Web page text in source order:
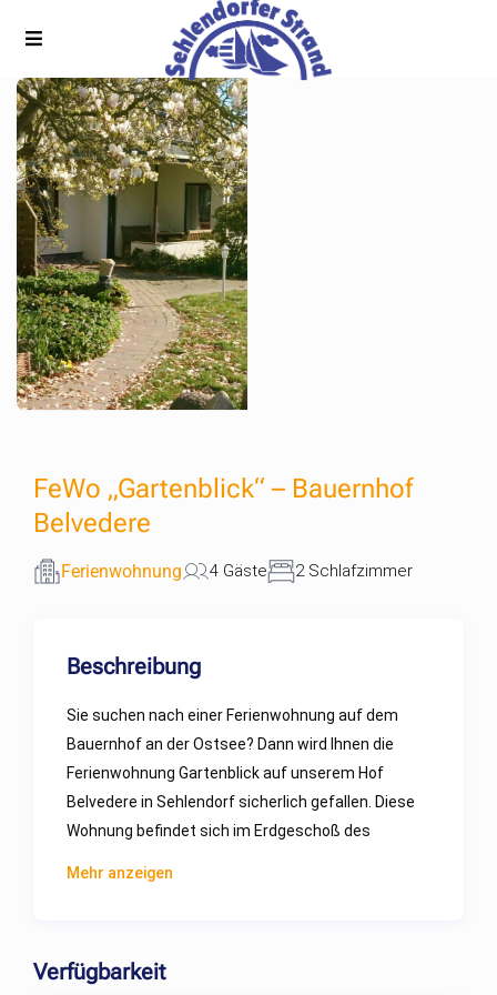
FeWo „Gartenblick“ – Bauernhof
Belvedere
Ferienwohnung 4 Gäste 2 Schlafzimmer
Beschreibung
Sie suchen nach einer Ferienwohnung auf dem
Bauernhof an der Ostsee? Dann wird Ihnen die
Ferienwohnung Gartenblick auf unserem Hof
Belvedere in Sehlendorf sicherlich gefallen. Diese
Wohnung befindet sich im Erdgeschoß des
zusätzlich zum Doppelbett mit Kinderbett und
Mehr anzeigen
Verfügbarkeit